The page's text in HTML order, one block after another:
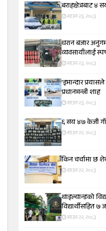
बराहक्षेत्रबाट ४
साउन २३, २०८३
धरान बजार अनुगमन: अनधिकृत ग्यास
व्यवसायीलाई
साउन २३, २०८३
‘इमान्दार
प्रधानमन्त्री शाह
साउन २३, २०८३
६ सय ४७ केजी
साउन २२, २०८३
किन चर्चामा छ
साउन २२, २०८३
थाइल्यान्डको
विद्यार्थीसहित
साउन २२, २०८३